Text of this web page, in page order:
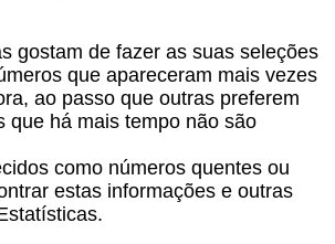
gostam de fazer as suas seleções
que apareceram mais vezes
ao passo que outras preferem
que há mais tempo não são
como números quentes ou
estas informações e outras